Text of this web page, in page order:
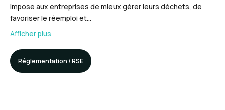
impose aux entreprises de mieux gérer leurs déchets, de
favoriser le réemploi et…
Afficher plus
Réglementation / RSE